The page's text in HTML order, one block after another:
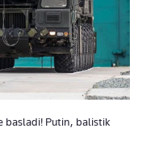
basladi! Putin, balistik